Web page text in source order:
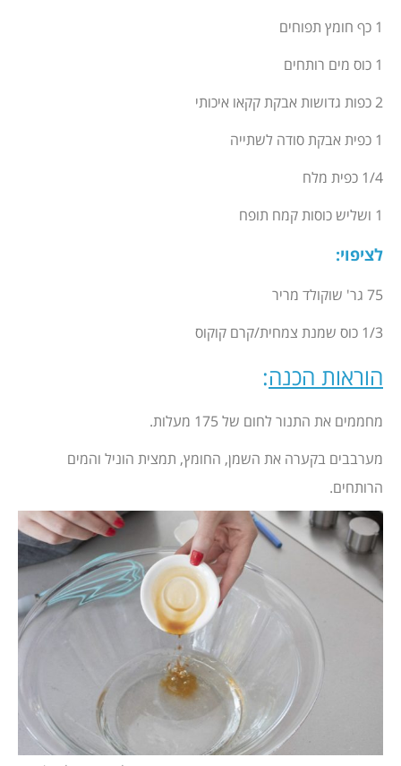
1 כף חומץ תפוחים
1 כוס מים רותחים
2 כפות גדושות אבקת קקאו איכותי
1 כפית אבקת סודה לשתייה
1/4 כפית מלח
1 ושליש כוסות קמח תופח
לציפוי:
75 גר' שוקולד מריר
1/3 כוס שמנת צמחית/קרם קוקוס
הוראות הכנה:
מחממים את התנור לחום של 175 מעלות.
מערבבים בקערה את השמן, החומץ, תמצית הוניל והמים
הרותחים.